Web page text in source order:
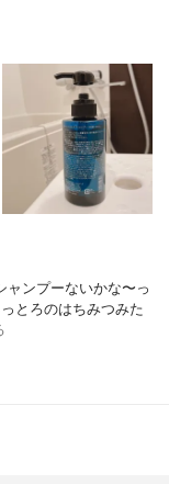
ャンプーないかな〜っ
とろのはちみつみた